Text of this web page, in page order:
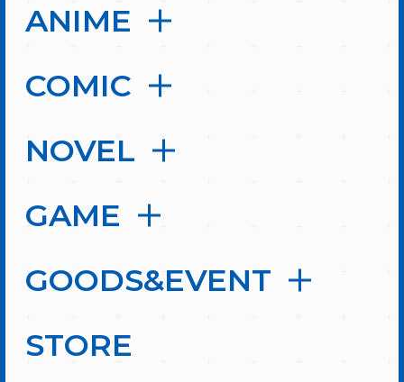
ANIME
COMIC
NOVEL
GAME
GOODS&EVENT
STORE